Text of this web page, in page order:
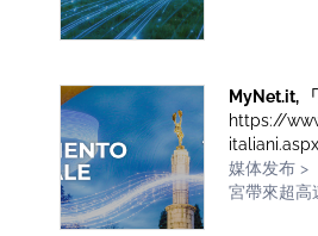
MyNet.it,
https://
italiani.aspx
媒体发布 >
宮帶來超高